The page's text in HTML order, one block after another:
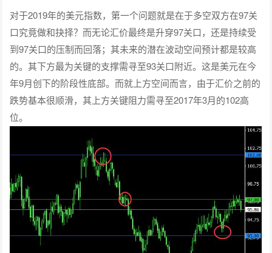
对于2019年的美元指数，第一个问题就是在于多空双方在97关
口究竟做和抉择？而无论汇价最终是升穿97关口，还是持续受
到97关口的压制而回落；其未来的潜在波动空间预计都是较高
的。其下方最为关键的支撑需寻至93关口附近。这是美元在今
年9月创下的阶段性底部。而就上方空间而言，由于汇价之前的
跌势基本很顺滑，其上方关键阻力需寻至2017年3月的102高
位。